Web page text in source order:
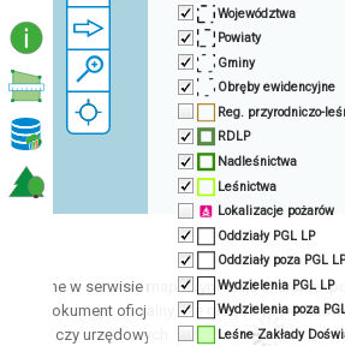
Województwa
Powiaty
Gminy
Obręby ewidencyjne
Reg. przyrodniczo-
RDLP
Nadleśnictwa
Leśnictwa
Lokalizacje pożarów
Oddziały PGL LP
Oddziały poza PGL
Wydzielenia PGL LP
Wydzielenia poza
Leśne Zakłady
w serwisie mapowym mają charakter
jako dokument oficjalny. Nie mogą być
czy urzędowych.